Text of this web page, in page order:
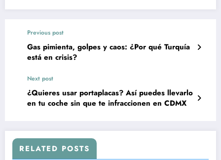
Previous post
Gas pimienta, golpes y caos: ¿Por qué Turquía
está en crisis?
Next post
¿Quieres usar portaplacas? Así puedes llevarlo
en tu coche sin que te infraccionen en CDMX
RELATED POSTS